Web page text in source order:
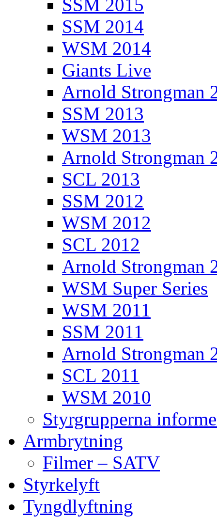
SSM 2015
SSM 2014
WSM 2014
Giants Live
Arnold Strongman
SSM 2013
WSM 2013
Arnold Strongman
SCL 2013
SSM 2012
WSM 2012
SCL 2012
Arnold Strongman
WSM Super Series
WSM 2011
SSM 2011
Arnold Strongman
SCL 2011
WSM 2010
Styrgrupperna
Armbrytning
Filmer – SATV
Styrkelyft
Tyngdlyftning